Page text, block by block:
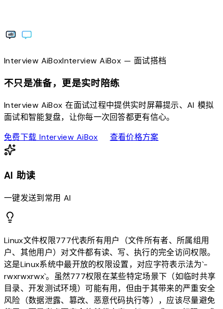
Interview AiBoxInterviewAiBox— 面试搭档
不只是准备，更是实时陪练
Interview AiBox 在面试过程中提供实时屏幕提示、AI 模拟
面试和智能复盘，让你每一次回答都更有信心。
免费下载 Interview AiBoxdownload查看价格方案sell
AI 助读
一键发送到常用 AI
Linux文件权限777代表所有用户（文件所有者、所属组用
户、其他用户）对文件都有读、写、执行的完全访问权限。
这是Linux系统中最开放的权限设置，对应字符表示法为`-
rwxrwxrwx`。虽然777权限在某些特定场景下（如临时共享
目录、开发测试环境）可能有用，但由于其带来的严重安全
风险（数据泄露、篡改、恶意代码执行等），应该尽量避免